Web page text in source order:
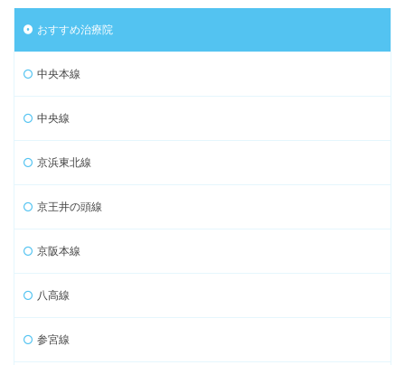
おすすめ治療院
中央本線
中央線
京浜東北線
京王井の頭線
京阪本線
八高線
参宮線